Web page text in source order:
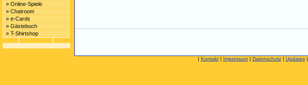
» Online-Spiele
» Chatroom
» e-Cards
» Gästebuch
» T-Shirtshop
| Kontakt| Impressum| Datenschutz| Updates|